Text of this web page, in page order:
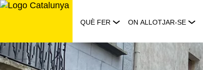
Saltar
QUÈ FER ON ALLOTJAR-SE